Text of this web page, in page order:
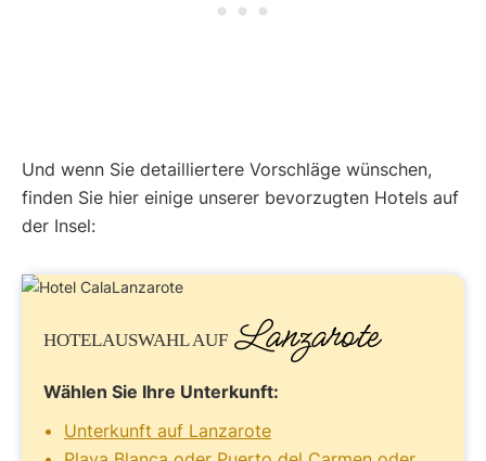
Und wenn Sie detailliertere Vorschläge wünschen,
finden Sie hier einige unserer bevorzugten Hotels auf
der Insel:
HOTELAUSWAHL AUF Lanzarote
Wählen Sie Ihre Unterkunft:
Unterkunft auf Lanzarote